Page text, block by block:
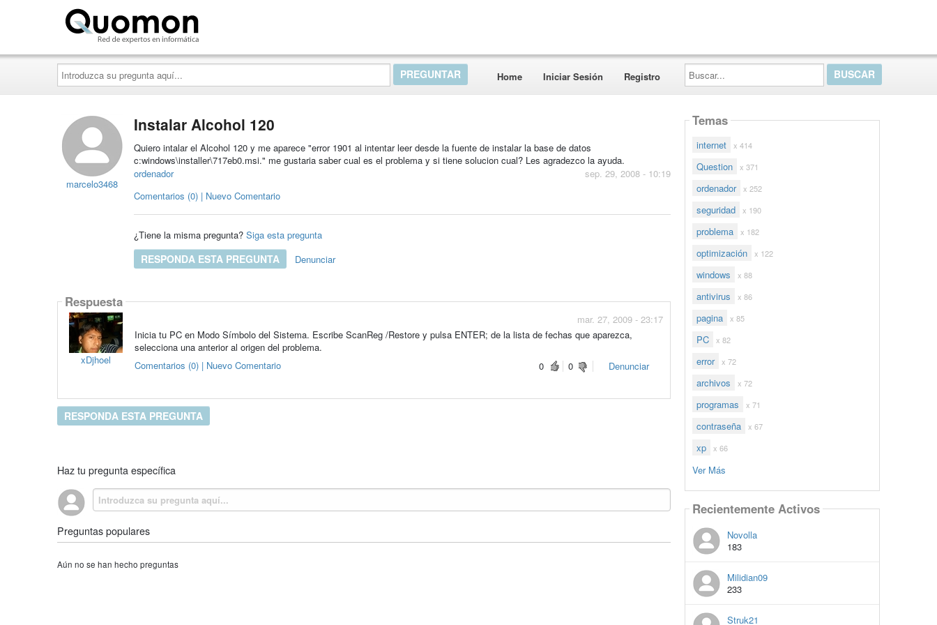
Introduzca
su
pregunta
aquí...
Home Iniciar Sesión Registro
Buscar...
marcelo3468
Instalar Alcohol 120
Quiero intalar el Alcohol 120 y me aparece "error 1901 al intentar leer desde la fuente de instalar la base de datos
c:windows\installer\717eb0.msi." me gustaria saber cual es el problema y si tiene solucion cual? Les agradezco la ayuda.
sep. 29, 2008 - 10:19
ordenador
Comentarios (0) | Nuevo Comentario
¿Tiene la misma pregunta? Siga esta pregunta
RESPONDA ESTA PREGUNTA Denunciar
Respuesta
xDjhoel
mar. 27, 2009 - 23:17
Inicia tu PC en Modo Símbolo del Sistema. Escribe ScanReg /Restore y pulsa ENTER; de la lista de fechas que aparezca,
selecciona una anterior al origen del problema.
0
0 Denunciar
Comentarios (0) | Nuevo Comentario
RESPONDA ESTA PREGUNTA
Haz tu pregunta específica
Preguntas populares
Aún no se han hecho preguntas
Temas
internet x 414
Question x 371
ordenador x 252
seguridad x 190
problema x 182
optimización x 122
windows x 88
antivirus x 86
pagina x 85
PC x 82
error x 72
archivos x 72
programas x 71
contraseña x 67
xp x 66
Ver Más
Recientemente Activos
Novolla
183
Milidian09
233
Struk21